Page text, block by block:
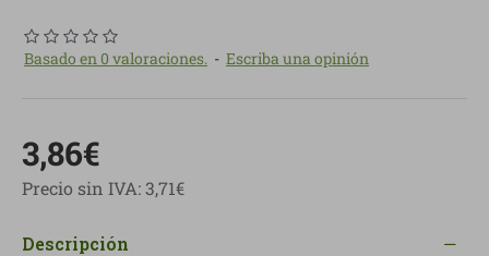
Basado en 0 valoraciones. - Escriba una opinión
3,86€
Precio sin IVA: 3,71€
Descripción